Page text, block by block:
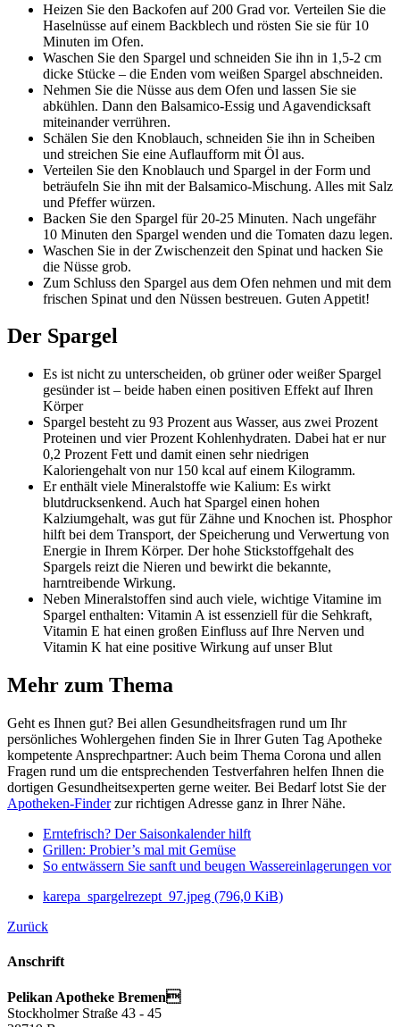
Heizen Sie den Backofen auf 200 Grad vor. Verteilen Sie die
Haselnüsse auf einem Backblech und rösten Sie sie für 10
Minuten im Ofen.
Waschen Sie den Spargel und schneiden Sie ihn in 1,5-2 cm
dicke Stücke – die Enden vom weißen Spargel abschneiden.
Nehmen Sie die Nüsse aus dem Ofen und lassen Sie sie
abkühlen. Dann den Balsamico-Essig und Agavendicksaft
miteinander verrühren.
Schälen Sie den Knoblauch, schneiden Sie ihn in Scheiben
und streichen Sie eine Auflaufform mit Öl aus.
Verteilen Sie den Knoblauch und Spargel in der Form und
beträufeln Sie ihn mit der Balsamico-Mischung. Alles mit Salz
und Pfeffer würzen.
Backen Sie den Spargel für 20-25 Minuten. Nach ungefähr
10 Minuten den Spargel wenden und die Tomaten dazu legen.
Waschen Sie in der Zwischenzeit den Spinat und hacken Sie
die Nüsse grob.
Zum Schluss den Spargel aus dem Ofen nehmen und mit dem
frischen Spinat und den Nüssen bestreuen. Guten Appetit!
Der Spargel
Es ist nicht zu unterscheiden, ob grüner oder weißer Spargel
gesünder ist – beide haben einen positiven Effekt auf Ihren
Körper
Spargel besteht zu 93 Prozent aus Wasser, aus zwei Prozent
Proteinen und vier Prozent Kohlenhydraten. Dabei hat er nur
0,2 Prozent Fett und damit einen sehr niedrigen
Kaloriengehalt von nur 150 kcal auf einem Kilogramm.
Er enthält viele Mineralstoffe wie Kalium: Es wirkt
blutdrucksenkend. Auch hat Spargel einen hohen
Kalziumgehalt, was gut für Zähne und Knochen ist. Phosphor
hilft bei dem Transport, der Speicherung und Verwertung von
Energie in Ihrem Körper. Der hohe Stickstoffgehalt des
Spargels reizt die Nieren und bewirkt die bekannte,
harntreibende Wirkung.
Neben Mineralstoffen sind auch viele, wichtige Vitamine im
Spargel enthalten: Vitamin A ist essenziell für die Sehkraft,
Vitamin E hat einen großen Einfluss auf Ihre Nerven und
Vitamin K hat eine positive Wirkung auf unser Blut
Mehr zum Thema
Geht es Ihnen gut? Bei allen Gesundheitsfragen rund um Ihr
persönliches Wohlergehen finden Sie in Ihrer Guten Tag Apotheke
kompetente Ansprechpartner: Auch beim Thema Corona und allen
Fragen rund um die entsprechenden Testverfahren helfen Ihnen die
dortigen Gesundheitsexperten gerne weiter. Bei Bedarf lotst Sie der
Apotheken-Finderzur richtigen Adresse ganz in Ihrer Nähe.
Erntefrisch? Der Saisonkalender hilft
Grillen: Probier’s mal mit Gemüse
So entwässern Sie sanft und beugen Wassereinlagerungen vor
karepa_spargelrezept_97.jpeg (796,0 KiB)
Zurück
Anschrift
Pelikan Apotheke Bremen
Stockholmer Straße 43 - 45